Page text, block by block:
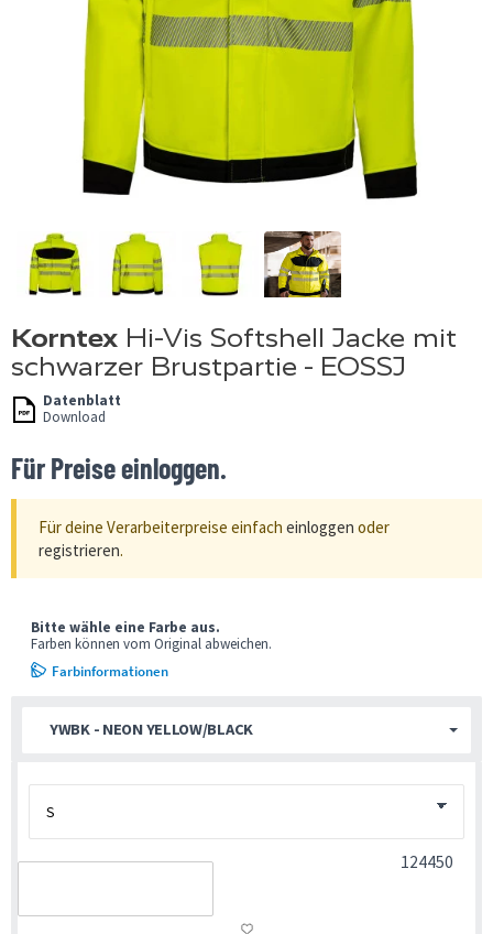
Korntex Hi-Vis Softshell Jacke mit
schwarzer Brustpartie - EOSSJ
Datenblatt
Download
Für Preise einloggen.
Für deine Verarbeiterpreise einfach einloggen oder
registrieren.
YWBK - NEON YELLOW/BLACK
Bitte wähle eine Farbe aus.
Farben können vom Original abweichen.
Farbinformationen
124450